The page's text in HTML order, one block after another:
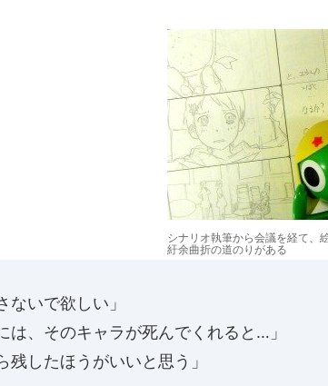
シナリオ執筆から会議を経て、
紆余曲折の道のりがある
ないで欲しい」
は、そのキャラが死んでくれると…」
残したほうがいいと思う」